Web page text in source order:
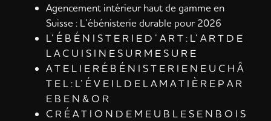
Agencement intérieur haut de gamme en
Suisse : L’ébénisterie durable pour 2026
L’ É B É N I S T E R I E D ’ A R T : L’ A R T D E
L A C U I S I N E S U R M E S U R E
A T E L I E R É B É N I S T E R I E N E U C H Â
T E L : L’ É V E I L D E L A M A T I È R E P A R
E B E N & O R
C R É A T I O N D E M E U B L E S E N B O I S